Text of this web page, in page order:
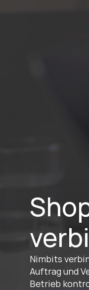
Nimbits
Auftrag und
Betrieb